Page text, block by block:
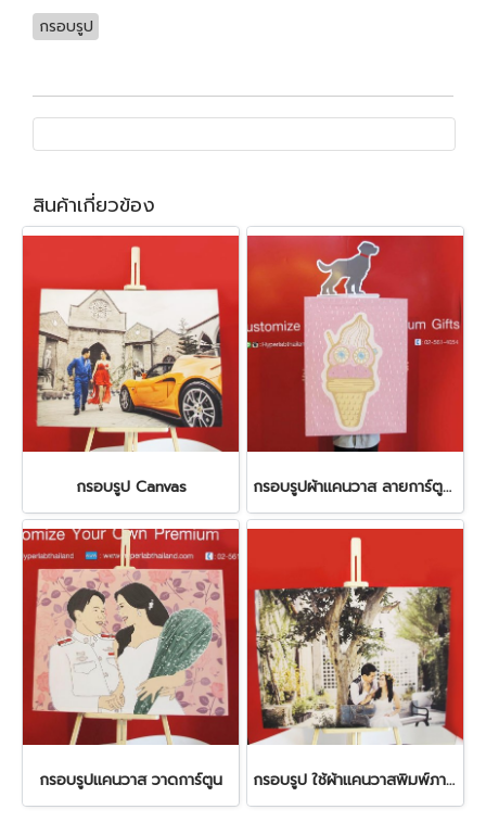
กรอบรูป
สินค้าเกี่ยวข้อง
กรอบรูป Canvas กรอบรูปผ้าแคนวาส ลายการ์ตูนชนิดต่างๆ
กรอบรูปแคนวาส วาดการ์ตูน กรอบรูป ใช้ผ้าแคนวาสพิมพ์ภาพจริง